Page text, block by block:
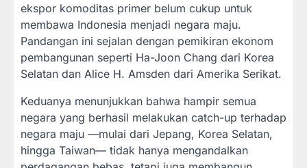
ekspor komoditas primer belum cukup untuk
membawa Indonesia menjadi negara maju.
Pandangan ini sejalan dengan pemikiran ekonom
pembangunan seperti Ha-Joon Chang dari Korea
Selatan dan Alice H. Amsden dari Amerika Serikat.
Keduanya menunjukkan bahwa hampir semua
negara yang berhasil melakukan catch-up terhadap
negara maju —mulai dari Jepang, Korea Selatan,
hingga Taiwan— tidak hanya mengandalkan